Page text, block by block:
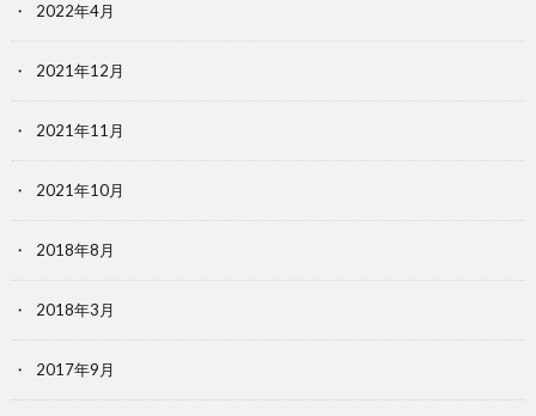
2022年4月
2021年12月
2021年11月
2021年10月
2018年8月
2018年3月
2017年9月